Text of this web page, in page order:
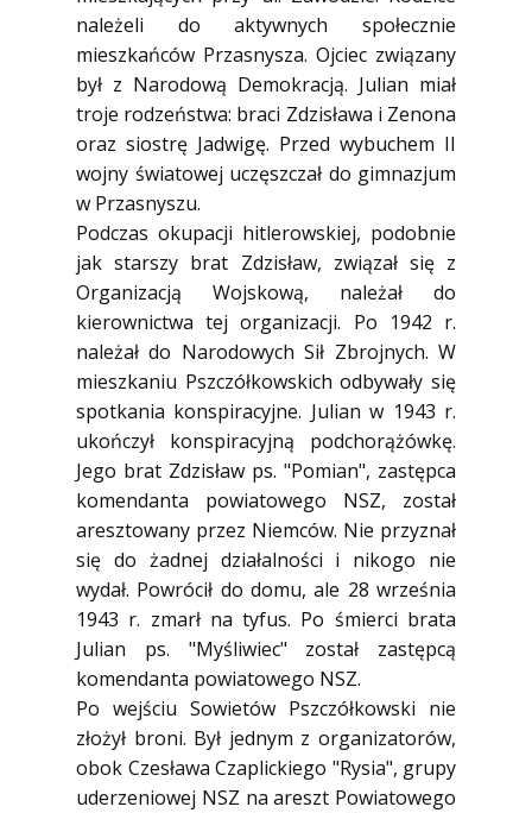
należeli do aktywnych społecznie
mieszkańców Przasnysza. Ojciec związany
był z Narodową Demokracją. Julian miał
troje rodzeństwa: braci Zdzisława i Zenona
oraz siostrę Jadwigę. Przed wybuchem II
wojny światowej uczęszczał do gimnazjum
w Przasnyszu.
Podczas okupacji hitlerowskiej, podobnie
jak starszy brat Zdzisław, związał się z
Organizacją Wojskową, należał do
kierownictwa tej organizacji. Po 1942 r.
należał do Narodowych Sił Zbrojnych. W
mieszkaniu Pszczółkowskich odbywały się
spotkania konspiracyjne. Julian w 1943 r.
ukończył konspiracyjną podchorążówkę.
Jego brat Zdzisław ps. "Pomian", zastępca
komendanta powiatowego NSZ, został
aresztowany przez Niemców. Nie przyznał
się do żadnej działalności i nikogo nie
wydał. Powrócił do domu, ale 28 września
1943 r. zmarł na tyfus. Po śmierci brata
Julian ps. "Myśliwiec" został zastępcą
komendanta powiatowego NSZ.
Po wejściu Sowietów Pszczółkowski nie
złożył broni. Był jednym z organizatorów,
obok Czesława Czaplickiego "Rysia", grupy
uderzeniowej NSZ na areszt Powiatowego